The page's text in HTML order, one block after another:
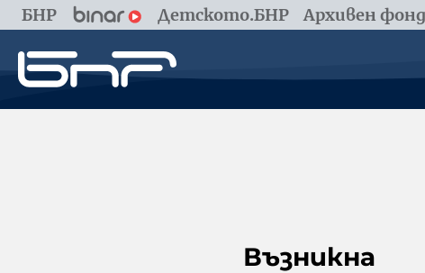
БНР Детското.БНР Архивен
Възникна